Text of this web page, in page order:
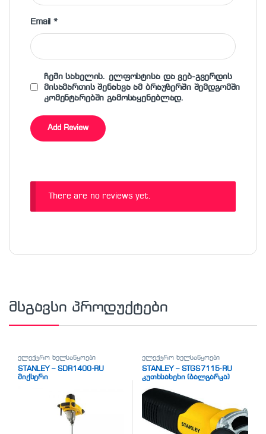
Email*
ჩემი სახელის. ელფოსტისა და ვებ-გვერდის
მისამართის შენახვა ამ ბრაუზერში შემდგომში
კომენტარებში გამოსაყენებლად.
There are no reviews yet.
მსგავსი პროდუქტები
ელექტრო ხელსაწყოები
STANLEY – SDR1400-RU
მიქსერი
ელექტრო ხელსაწყოები
STANLEY – STGS7115-RU
კუთხსახეხი (ბალგარკა)